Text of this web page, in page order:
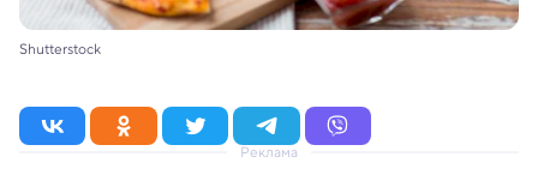
Shutterstock
Реклама